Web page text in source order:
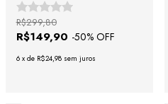
R$149,90 -50% OFF
R$299,80
6 x de R$24,98 sem juros